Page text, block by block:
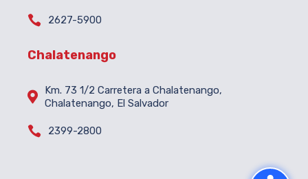
 2627-5900
Chalatenango

Km. 73 1/2 Carretera a Chalatenango,
Chalatenango, El Salvador
 2399-2800